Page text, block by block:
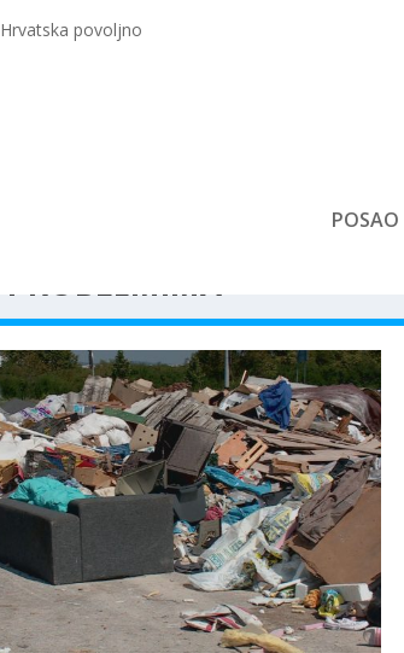
Hrvatska povoljno
POSAO
PROBLEMIMA